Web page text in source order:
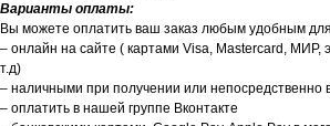
Варианты оплаты:
Вы можете оплатить ваш заказ любым удобным
– онлайн на сайте ( картами Visa, Mastercard, МИР,
т.д)
– наличными при получении или непосредственно
– оплатить в нашей группе Вконтакте